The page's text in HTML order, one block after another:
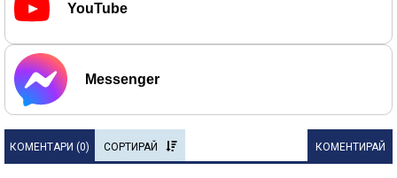
YouTube
Messenger
КОМЕНТАРИ (0) СОРТИРАЙ КОМЕНТИРАЙ